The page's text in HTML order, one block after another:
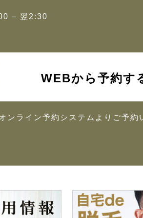
– 翌2:30
WEBから予約す
ンライン予約システムより ご予約